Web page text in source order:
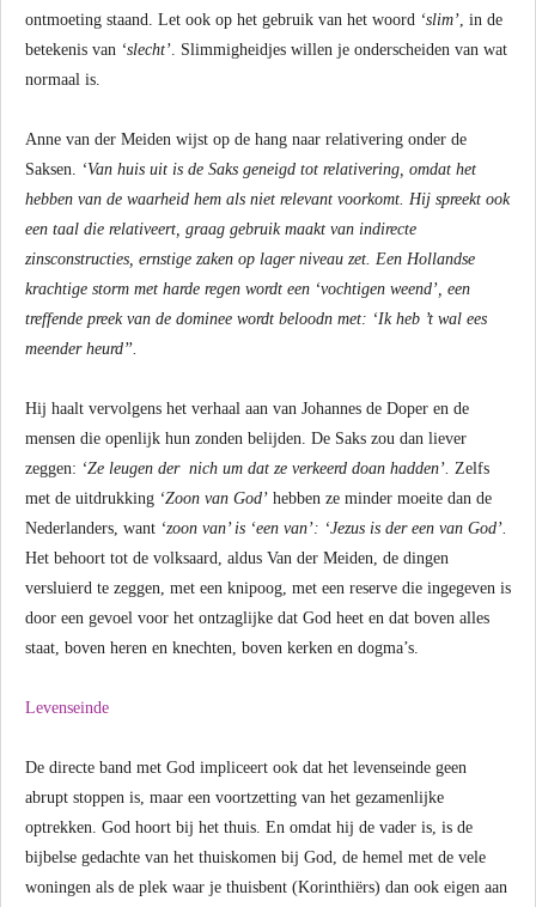
ontmoeting staand. Let ook op het gebruik van het woord ‘slim’, in de
betekenis van ‘slecht’. Slimmigheidjes willen je onderscheiden van wat
normaal is.
Anne van der Meiden wijst op de hang naar relativering onder de
Saksen. ‘Van huis uit is de Saks geneigd tot relativering, omdat het
hebben van de waarheid hem als niet relevant voorkomt. Hij spreekt ook
een taal die relativeert, graag gebruik maakt van indirecte
zinsconstructies, ernstige zaken op lager niveau zet. Een Hollandse
krachtige storm met harde regen wordt een ‘vochtigen weend’, een
treffende preek van de dominee wordt beloodn met: ‘Ik heb ’t wal ees
meender heurd’’.
Hij haalt vervolgens het verhaal aan van Johannes de Doper en de
mensen die openlijk hun zonden belijden. De Saks zou dan liever
zeggen: ‘Ze leugen der nich um dat ze verkeerd doan hadden’. Zelfs
met de uitdrukking ‘Zoon van God’ hebben ze minder moeite dan de
Nederlanders, want ‘zoon van’ is ‘een van’: ‘Jezus is der een van God’.
Het behoort tot de volksaard, aldus Van der Meiden, de dingen
versluierd te zeggen, met een knipoog, met een reserve die ingegeven is
door een gevoel voor het ontzaglijke dat God heet en dat boven alles
staat, boven heren en knechten, boven kerken en dogma’s.
Levenseinde
De directe band met God impliceert ook dat het levenseinde geen
abrupt stoppen is, maar een voortzetting van het gezamenlijke
optrekken. God hoort bij het thuis. En omdat hij de vader is, is de
bijbelse gedachte van het thuiskomen bij God, de hemel met de vele
woningen als de plek waar je thuisbent (Korinthiërs) dan ook eigen aan